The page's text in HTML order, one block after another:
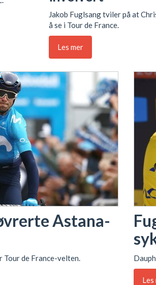
Jakob Fuglsang tviler på at
å se i Tour de France.
Les mer
Astana-
de France-velten.
Les